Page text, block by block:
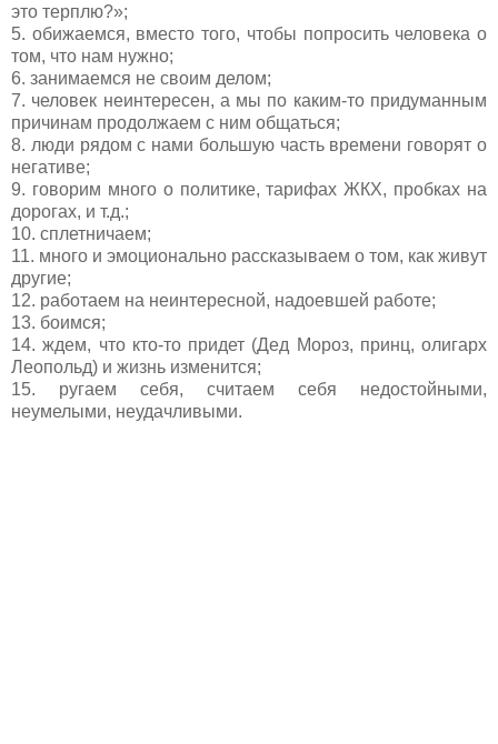
это терплю?»;
5. обижаемся, вместо того, чтобы попросить человека о
том, что нам нужно;
6. занимаемся не своим делом;
7. человек неинтересен, а мы по каким-то придуманным
причинам продолжаем с ним общаться;
8. люди рядом с нами большую часть времени говорят о
негативе;
9. говорим много о политике, тарифах ЖКХ, пробках на
дорогах, и т.д.;
10. сплетничаем;
11. много и эмоционально рассказываем о том, как живут
другие;
12. работаем на неинтересной, надоевшей работе;
13. боимся;
14. ждем, что кто-то придет (Дед Мороз, принц, олигарх
Леопольд) и жизнь изменится;
15. ругаем себя, считаем себя недостойными,
неумелыми, неудачливыми.